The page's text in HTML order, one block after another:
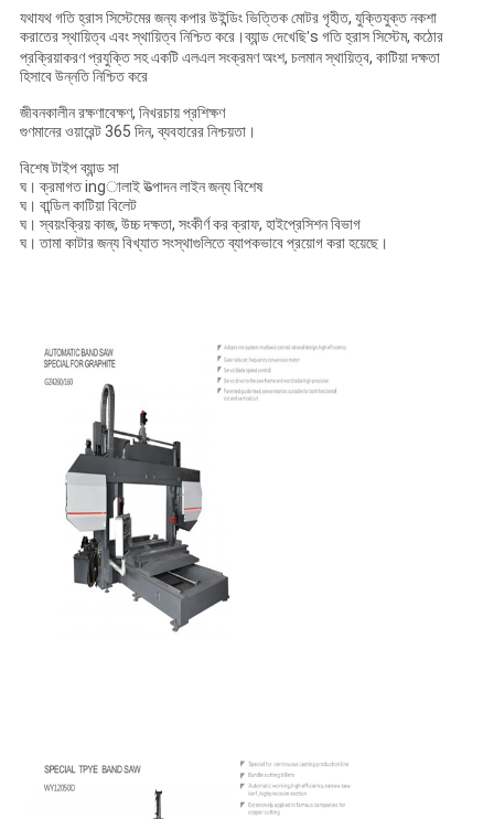
যথাযথ গতি হ্রাস সিস্টেমের জন্য কপার উইন্ডিং ভিত্তিক মোটর গৃহীত, যুক্তিযুক্ত নকশা
করাতের স্থায়িত্ব এবং স্থায়িত্ব নিশ্চিত করে।ব্যান্ড দেখেছি's গতি হ্রাস সিস্টেম, কঠোর
প্রক্রিয়াকরণ প্রযুক্তি সহ একটি এলএল সংক্রমণ অংশ, চলমান স্থায়িত্ব, কাটিয়া দক্ষতা
হিসাবে উন্নতি নিশ্চিত করে
জীবনকালীন রক্ষণাবেক্ষণ, নিখরচায় প্রশিক্ষণ
গুণমানের ওয়ারেন্ট 365 দিন, ব্যবহারের নিশ্চয়তা।
বিশেষ টাইপ ব্যান্ড সা
ঘ।ক্রমাগত ingালাই উত্পাদন লাইন জন্য বিশেষ
ঘ। বান্ডিল কাটিয়া বিলেট
ঘ।স্বয়ংক্রিয় কাজ, উচ্চ দক্ষতা, সংকীর্ণ কর ক্রাফ, হাইপ্রেসিশন বিভাগ
ঘ।তামা কাটার জন্য বিখ্যাত সংস্থাগুলিতে ব্যাপকভাবে প্রয়োগ করা হয়েছে।